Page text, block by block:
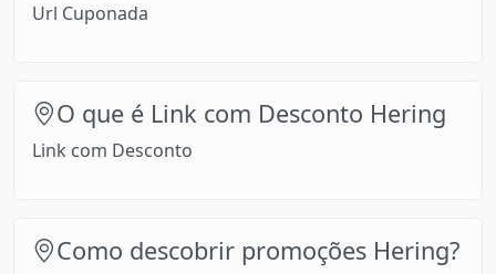
Url Cuponada
O que é Link com Desconto Hering
Link com Desconto
Como descobrir promoções Hering?